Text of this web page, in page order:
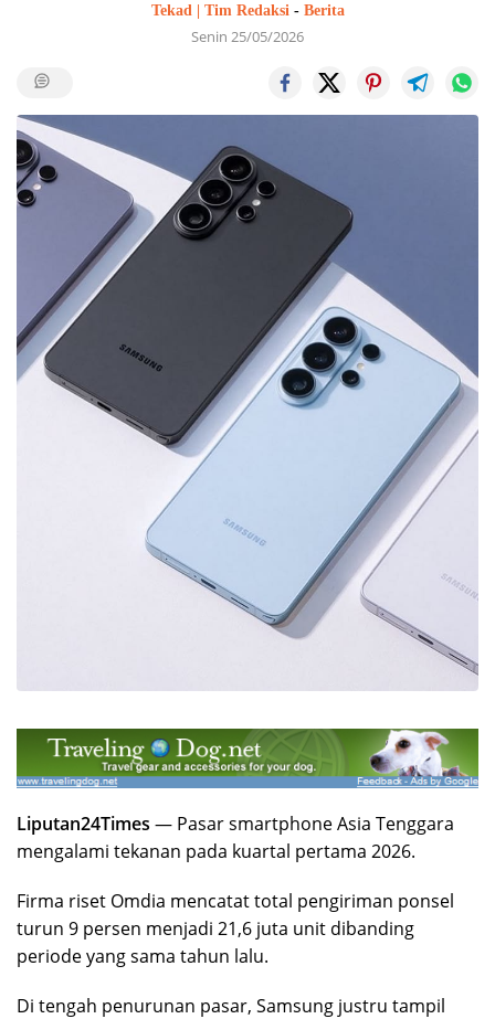
Tekad | Tim Redaksi - Berita
Senin 25/05/2026
Liputan24Times — Pasar smartphone Asia Tenggara
mengalami tekanan pada kuartal pertama 2026.
Firma riset Omdia mencatat total pengiriman ponsel
turun 9 persen menjadi 21,6 juta unit dibanding
periode yang sama tahun lalu.
Di tengah penurunan pasar, Samsung justru tampil